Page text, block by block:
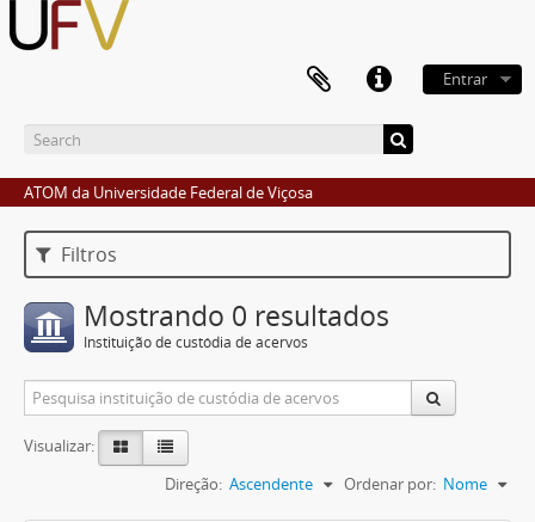
Entrar
ATOM da Universidade Federal de Viçosa
Filtros
Mostrando 0 resultados
Instituição de custódia de acervos
Visualizar:
Ordenar por: Nome
Direção: Ascendente